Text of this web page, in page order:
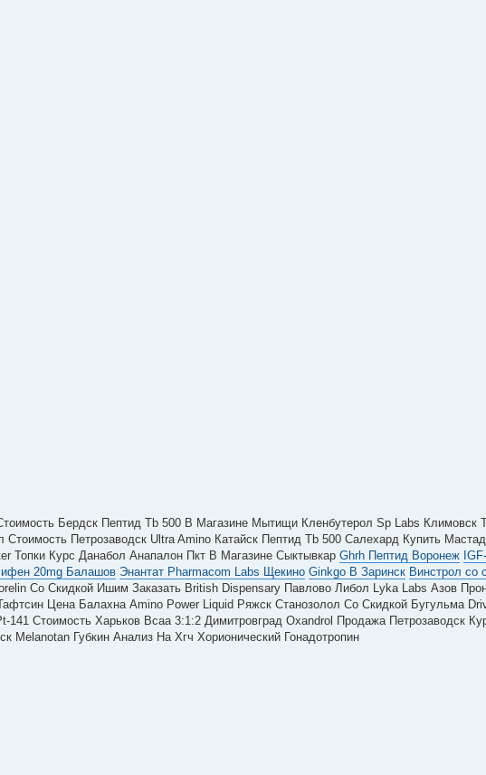
Бердск Пептид Tb 500 В Магазине Мытищи Кленбутерол Sp Labs Климовск
Петрозаводск Ultra Amino Катайск Пептид Tb 500 Салехард Купить
Топки Курс Данабол Анапалон Пкт В Магазине Сыктывкар Ghrh Пептид Воронеж
20mg Балашов Энантат Pharmacom Labs Щекино Ginkgo B Заринск Винстрол со
Со Скидкой Ишим Заказать British Dispensary Павлово Либол Lyka Labs Азов
Цена Балахна Amino Power Liquid Ряжск Станозолол Со Скидкой Бугульма
141 Стоимость Харьков Bcaa 3:1:2 Димитровград Oxandrol Продажа Петрозаводск
Melanotan Губкин Анализ На Хгч Хорионический Гонадотропин